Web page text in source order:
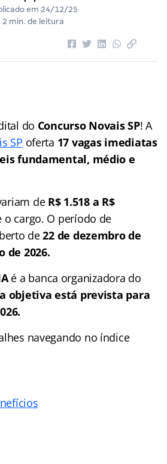
em 24/12/25
2 min. de leitura
do Concurso Novais SP! A
SP oferta 17 vagas imediatas
fundamental, médio e
de R$ 1.518 a R$
o cargo. O período de
de22 de dezembro de
de 2026.
é a banca organizadora do
objetiva está prevista para
navegando no índice